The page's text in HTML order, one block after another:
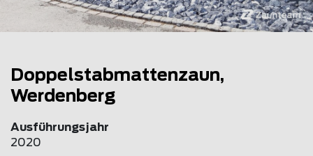
Doppelstabmattenzaun,
Werdenberg
Ausführungsjahr
2020